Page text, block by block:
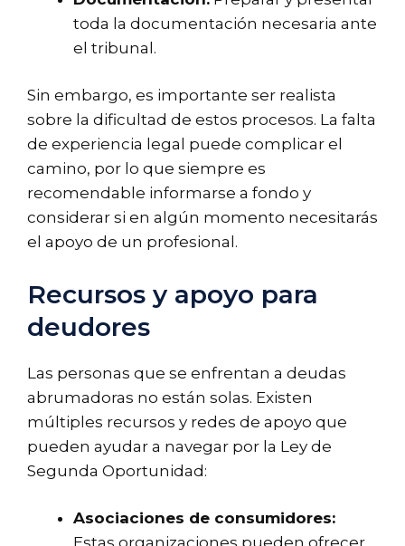
toda la documentación necesaria ante
el tribunal.
Sin embargo, es importante ser realista
sobre la dificultad de estos procesos. La falta
de experiencia legal puede complicar el
camino, por lo que siempre es
recomendable informarse a fondo y
considerar si en algún momento necesitarás
el apoyo de un profesional.
Recursos y apoyo para
deudores
Las personas que se enfrentan a deudas
abrumadoras no están solas. Existen
múltiples recursos y redes de apoyo que
pueden ayudar a navegar por la Ley de
Segunda Oportunidad:
Asociaciones de consumidores: